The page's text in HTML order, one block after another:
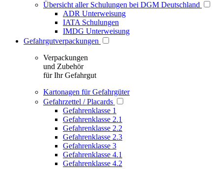
Übersicht aller Schulungen bei DGM Deutschland
ADR Unterweisung
IATA Schulungen
IMDG Unterweisung
Gefahrgutverpackungen
Verpackungen
und Zubehör
für Ihr Gefahrgut
Kartonagen für Gefahrgüter
Gefahrzettel / Placards
Gefahrenklasse 1
Gefahrenklasse 2.1
Gefahrenklasse 2.2
Gefahrenklasse 2.3
Gefahrenklasse 3
Gefahrenklasse 4.1
Gefahrenklasse 4.2